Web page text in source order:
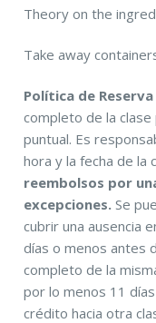
Theory on the
Take away
Política de
completo de la
puntual. Es
hora y la fecha de la
reembolsos por
excepciones.Se
cubrir una ausencia
días o menos antes
completo de la
por lo menos 11
crédito hacia otra